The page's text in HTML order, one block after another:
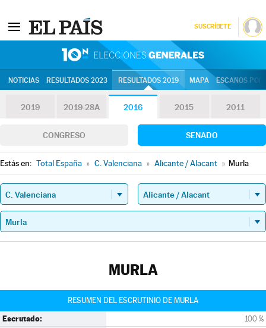
SUSCRÍBETE
NOTICIAS RESULTADOS 2023 RESULTADOS 2019 MAPA ESCAÑOS
2019 2019-28A 2016 2015 2011
CONGRESO SENADO
Estás en: Total España » C. Valenciana » Alicante / Alacant » Murla
MURLA
RESUMEN DEL ESCRUTINIO DE MURLA
Escrutado: 100 %